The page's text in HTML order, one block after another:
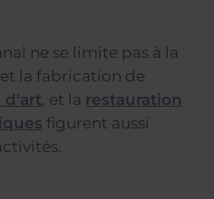
ne se limite pas à la
la fabrication de
d'art , et la restauration
figurent aussi